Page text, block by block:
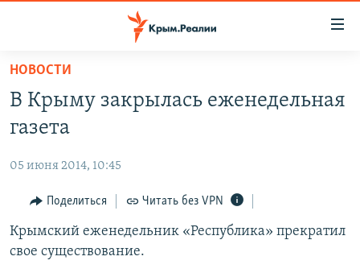
Вернуться
основному
содержанию
навигации
Вернутся
СПЕЦПРОЕКТЫ
КАРТА ВОЕННЫХ ОБЪЕКТОВ КРЫМА
11 ЛЕТ ОККУПАЦИИ КРЫМА. 11 ИСТОРИЙ СОПРОТИВЛЕНИЯ
ИСТОРИЯ
ЕЩЕ
ИНТЕРАКТИВ
ИНФОГРАФИКА
РАДІО СВОБОДА
КАК ОБОЙТИ БЛОКИРОВКУ
НОВОСТИ
В Крыму закрылась еженедельная
газета
05 июня 2014, 10:45
Поделиться Читать без VPN
Крымский еженедельник «Республика» прекратил
свое существование.